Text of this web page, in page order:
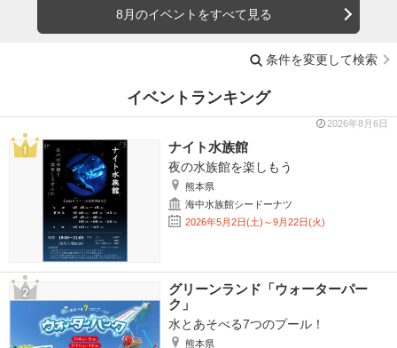
8月のイベントをすべて見る
条件を変更して検索
イベントランキング
2026年8月6日
ナイト水族館
夜の水族館を楽しもう
熊本県
海中水族館シードーナツ
2026年5月2日(土)～9月22日(火)
グリーンランド「ウォーターパー
ク」
水とあそべる7つのプール！
熊本県